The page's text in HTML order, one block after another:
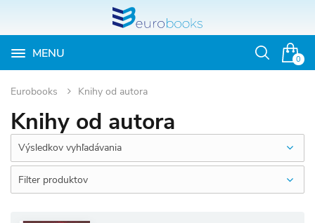
0
MENU
Otvoriť
Eurobooks Knihy od autora
Knihy od autora
Výsledkov vyhľadávania
Filter produktov